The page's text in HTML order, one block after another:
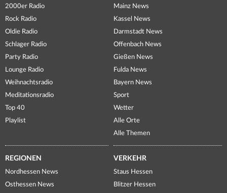
2000er Radio
Rock Radio
Oldie Radio
Schlager Radio
Party Radio
Lounge Radio
Weihnachtsradio
Meditationsradio
Top 40
Playlist
Mainz News
Kassel News
Darmstadt News
Offenbach News
Gießen News
Fulda News
Bayern News
Sport
Wetter
Alle Orte
Alle Themen
REGIONEN
Nordhessen News
Osthessen News
VERKEHR
Staus Hessen
Blitzer Hessen